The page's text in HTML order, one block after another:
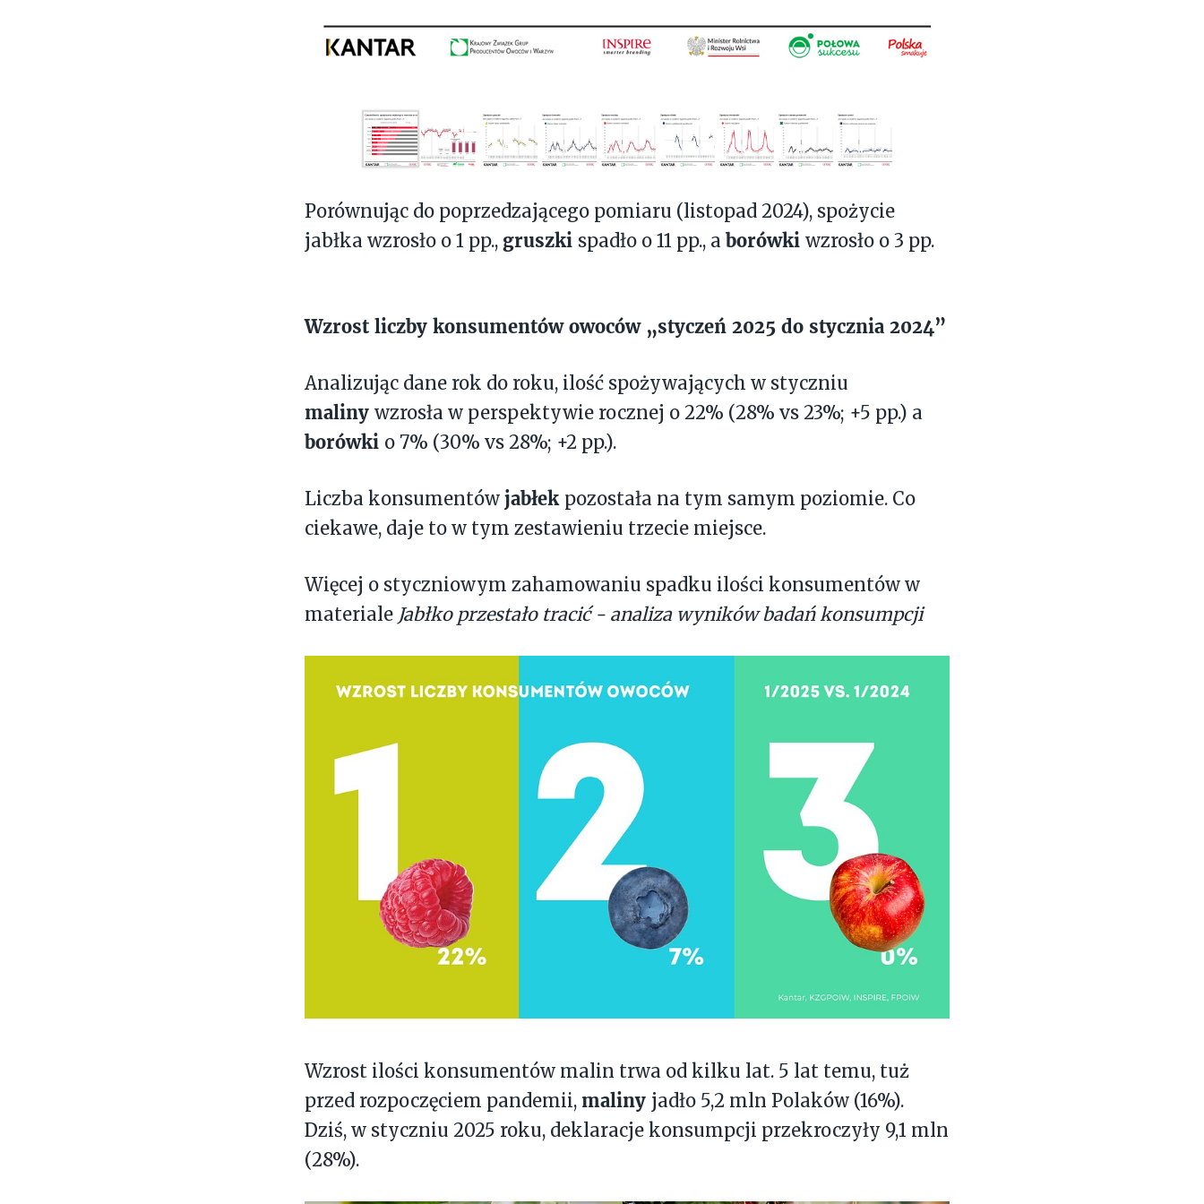
Porównując do poprzedzającego pomiaru (listopad 2024), spożycie
jabłka wzrosło o 1 pp., gruszki spadło o 11 pp., a borówki wzrosło o 3 pp.
Wzrost liczby konsumentów owoców „styczeń 2025 do stycznia 2024”
Analizując dane rok do roku, ilość spożywających w styczniu
maliny wzrosła w perspektywie rocznej o 22% (28% vs 23%; +5 pp.) a
borówki o 7% (30% vs 28%; +2 pp.).
Liczba konsumentów jabłek pozostała na tym samym poziomie. Co
ciekawe, daje to w tym zestawieniu trzecie miejsce.
Więcej o styczniowym zahamowaniu spadku ilości konsumentów w
materiale Jabłko przestało tracić - analiza wyników badań konsumpcji
Wzrost ilości konsumentów malin trwa od kilku lat. 5 lat temu, tuż
przed rozpoczęciem pandemii, maliny jadło 5,2 mln Polaków (16%).
Dziś, w styczniu 2025 roku, deklaracje konsumpcji przekroczyły 9,1 mln
(28%).